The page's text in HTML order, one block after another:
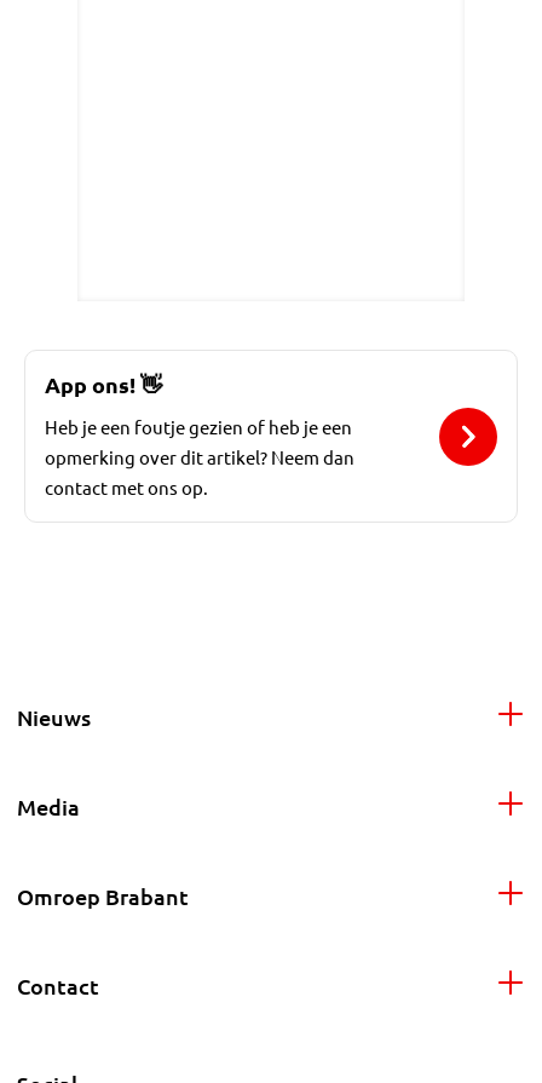
App ons!👋
Heb je een foutje gezien of heb je een
opmerking over dit artikel? Neem dan
contact met ons op.
Nieuws
Media
Omroep Brabant
Contact